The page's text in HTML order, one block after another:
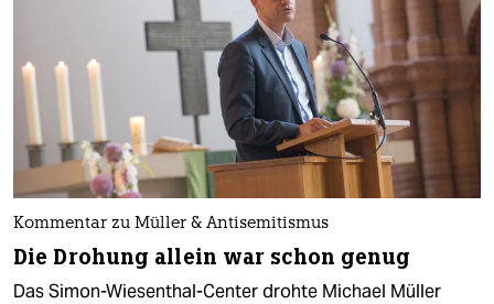
Kommentar zu Müller & Antisemitismus
Die Drohung allein war schon genug
Das Simon-Wiesenthal-Center drohte Michael Müller